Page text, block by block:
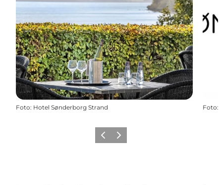
Foto: Hotel Sønderborg Strand Foto:
Precedente
Avanti